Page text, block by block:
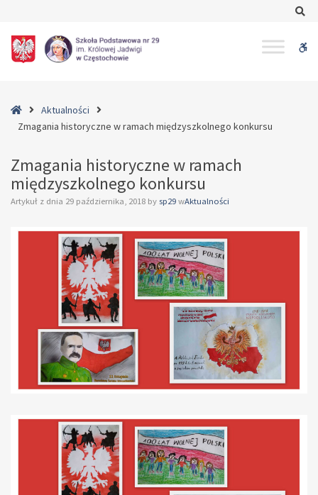
historyczne
konkursuHomeAktualności
Zmagania historyczne w ramach międzyszkolnego konkursu
Zmagania historyczne w ramach
międzyszkolnego konkursu
Artykuł z dnia 29 października, 2018 by sp29 wAktualności